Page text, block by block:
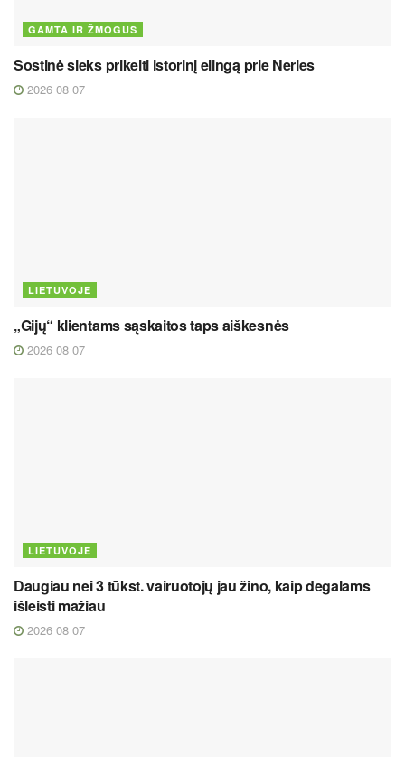
GAMTA IR ŽMOGUS
Sostinė sieks prikelti istorinį elingą prie Neries
2026 08 07
LIETUVOJE
„Gijų“ klientams sąskaitos taps aiškesnės
2026 08 07
LIETUVOJE
Daugiau nei 3 tūkst. vairuotojų jau žino, kaip degalams
išleisti mažiau
2026 08 07